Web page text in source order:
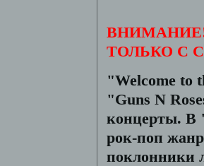
ТОЛЬКО С
"Welcome to
"Guns N
концерты. В
рок-поп
поклонники